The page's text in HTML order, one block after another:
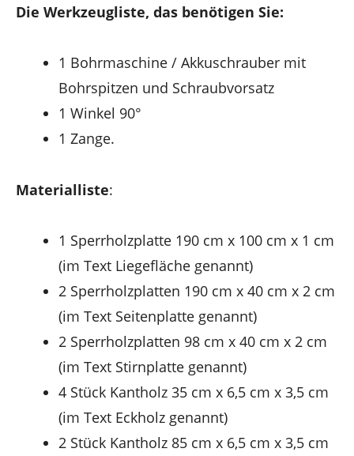
Die Werkzeugliste, das benötigen Sie:
1 Bohrmaschine / Akkuschrauber mit
Bohrspitzen und Schraubvorsatz
1 Winkel 90°
1 Zange.
Materialliste:
1 Sperrholzplatte 190 cm x 100 cm x 1 cm
(im Text Liegefläche genannt)
2 Sperrholzplatten 190 cm x 40 cm x 2 cm
(im Text Seitenplatte genannt)
2 Sperrholzplatten 98 cm x 40 cm x 2 cm
(im Text Stirnplatte genannt)
4 Stück Kantholz 35 cm x 6,5 cm x 3,5 cm
(im Text Eckholz genannt)
2 Stück Kantholz 85 cm x 6,5 cm x 3,5 cm